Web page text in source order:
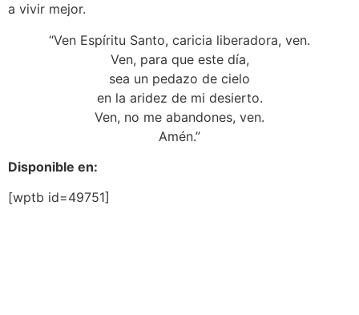
a vivir mejor.
“Ven Espíritu Santo, caricia liberadora, ven.
Ven, para que este día,
sea un pedazo de cielo
en la aridez de mi desierto.
Ven, no me abandones, ven.
Amén.”
Disponible en:
[wptb id=49751]